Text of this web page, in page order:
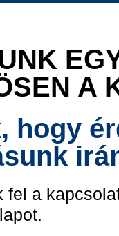
A
hogy
fel a